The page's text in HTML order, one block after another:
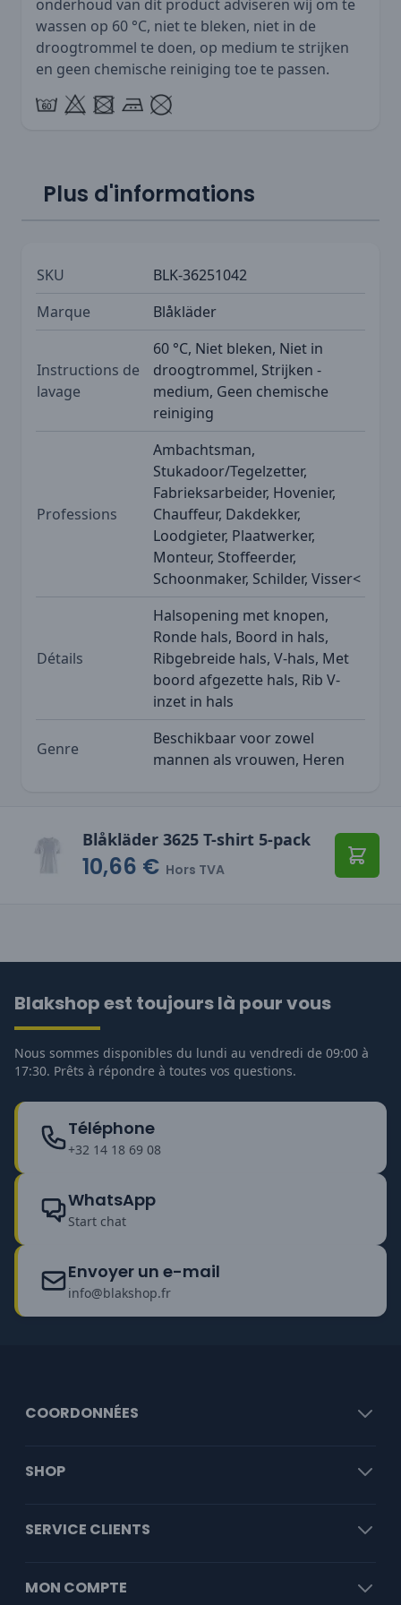
onderhoud van dit product adviseren wij om te
wassen op 60 °C, niet te bleken, niet in de
droogtrommel te doen, op medium te strijken
en geen chemische reiniging toe te passen.
Plus d'informations
SKU
BLK-36251042
Marque
Blåkläder
Instructions de
lavage
60 °C, Niet bleken, Niet in
droogtrommel, Strijken -
medium, Geen chemische
reiniging
Professions
Ambachtsman,
Stukadoor/Tegelzetter,
Fabrieksarbeider, Hovenier,
Chauffeur, Dakdekker,
Loodgieter, Plaatwerker,
Monteur, Stoffeerder,
Schoonmaker, Schilder, Visser<
Détails
Halsopening met knopen,
Ronde hals, Boord in hals,
Ribgebreide hals, V-hals, Met
boord afgezette hals, Rib V-
inzet in hals
Genre
Beschikbaar voor zowel
mannen als vrouwen, Heren
Blåkläder 3625 T-shirt 5-pack
10,66 € Hors TVA
Blakshop est toujours là pour vous
Nous sommes disponibles du lundi au vendredi de 09:00 à
17:30. Prêts à répondre à toutes vos questions.
Téléphone
+32 14 18 69 08
WhatsApp
Start chat
Envoyer un e-mail
info@blakshop.fr
COORDONNÉES
SHOP
SERVICE CLIENTS
MON COMPTE